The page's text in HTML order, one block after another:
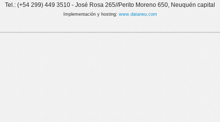
Tel.: (+54 299) 449 3510 - José Rosa 265//Perito Moreno 650, Neuquén capital
Implementación y hosting: www.dataneu.com